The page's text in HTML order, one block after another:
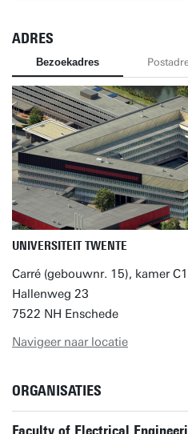
ADRES
Bezoekadres
UNIVERSITEIT TWENTE
Carré (gebouwnr. 15), kamer
Hallenweg 23
7522 NH Enschede
Navigeer naar locatie
ORGANISATIES